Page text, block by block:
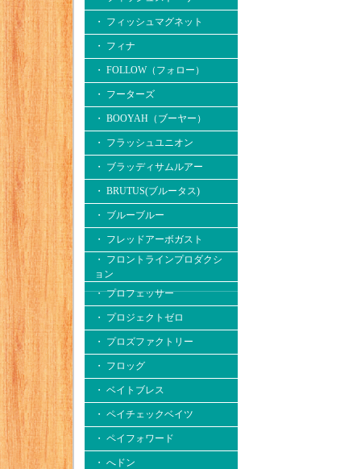
・ フィッシュマグネット
・ フィナ
・ FOLLOW（フォロー）
・ フーターズ
・ BOOYAH（ブーヤー）
・ フラッシュユニオン
・ ブラッディサムルアー
・ BRUTUS(ブルータス)
・ ブルーブルー
・ フレッドアーボガスト
・ フロントラインプロダクシ
ョン
・ プロフェッサー
・ プロジェクトゼロ
・ プロズファクトリー
・ フロッグ
・ ベイトブレス
・ ペイチェックベイツ
・ ペイフォワード
・ へドン